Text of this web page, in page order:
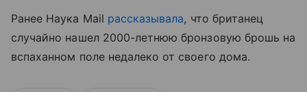
Ранее Наука Mail рассказывала, что британец
случайно нашел 2000-летнюю бронзовую брошь на
вспаханном поле недалеко от своего дома.